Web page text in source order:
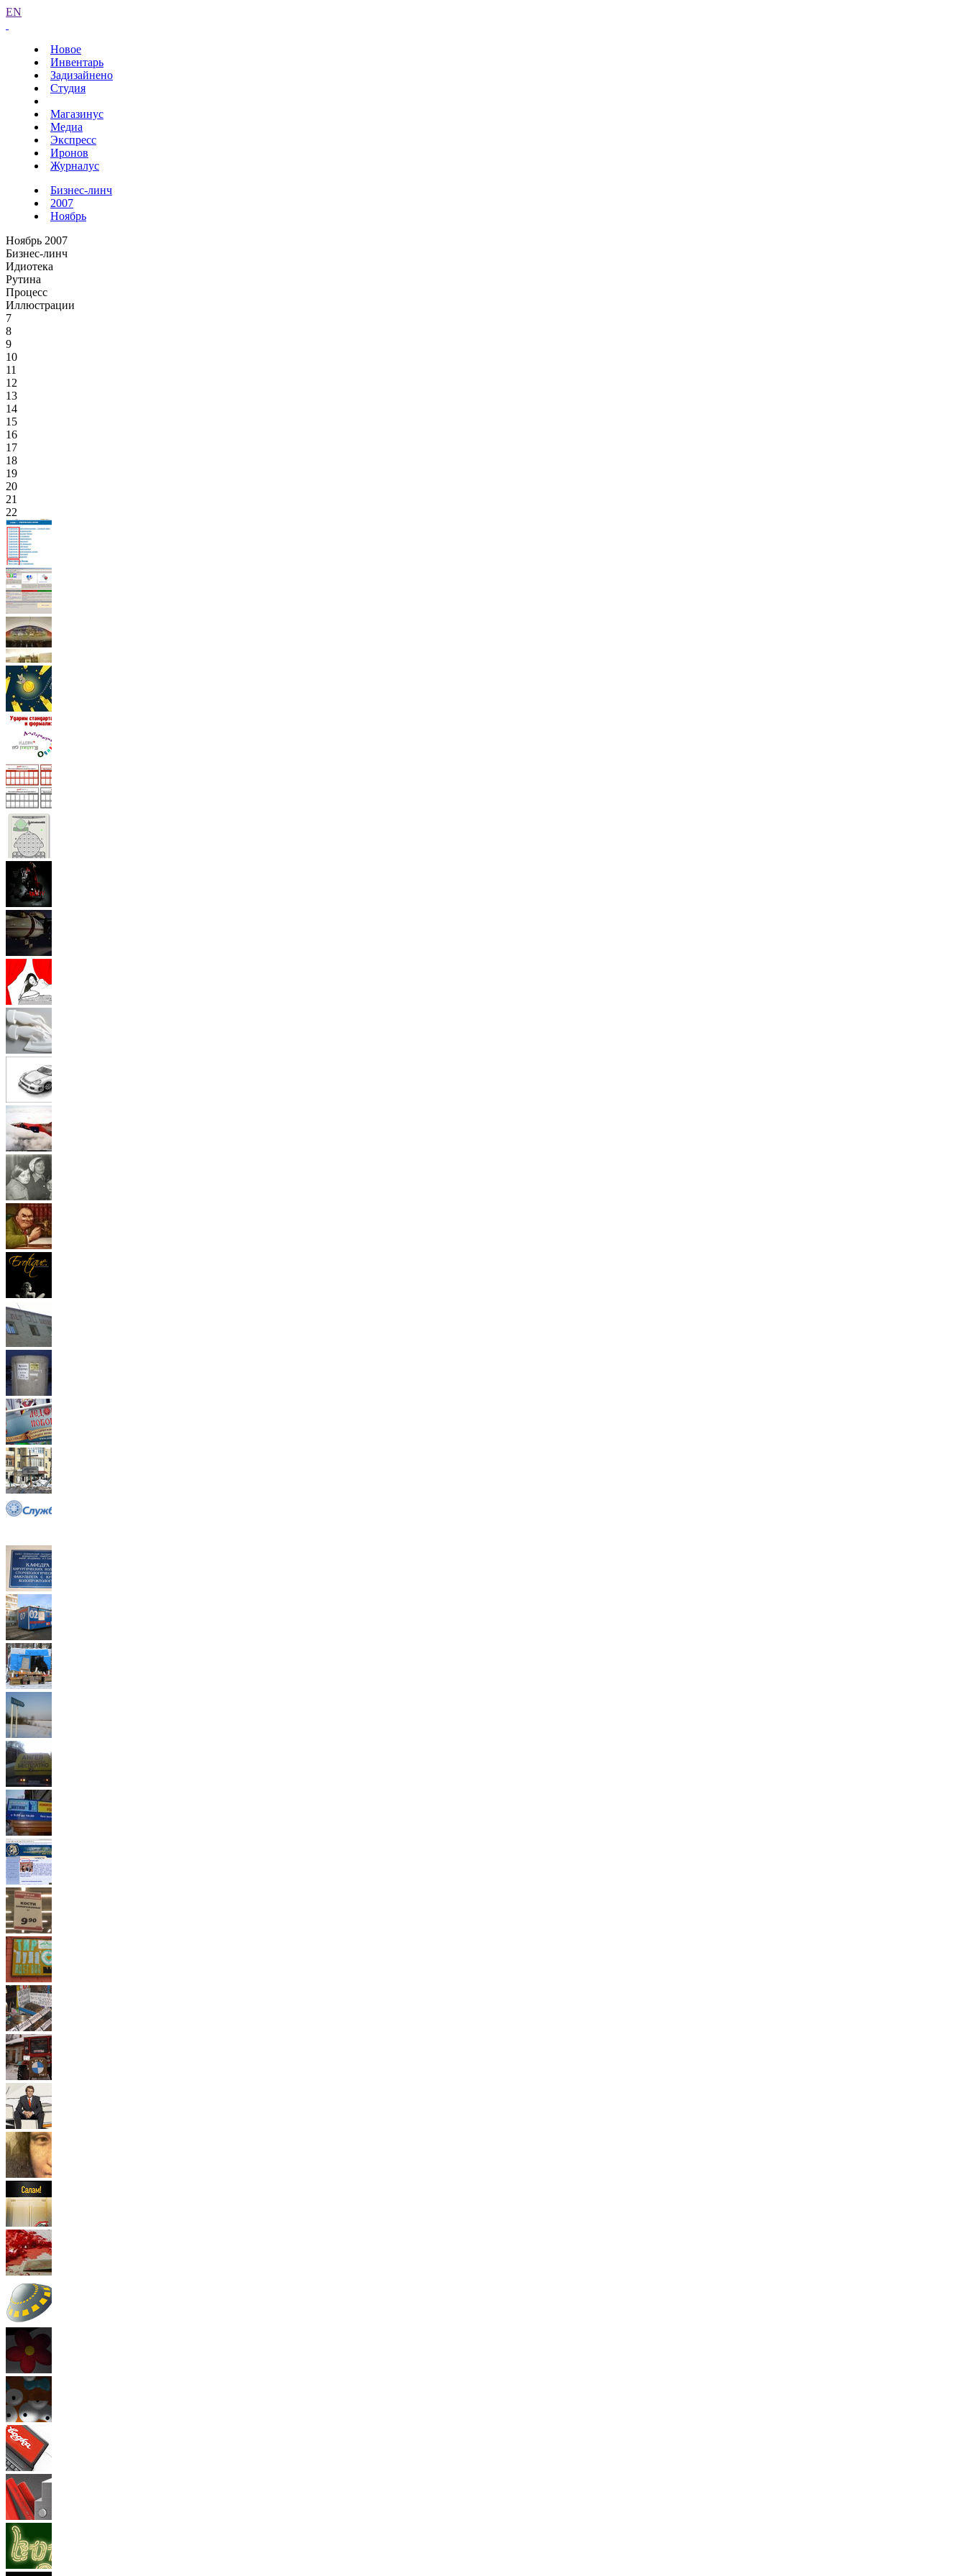
EN
Новое
Инвентарь
Задизайнено
Студия
Магазинус
Медиа
Экспресс
Иронов
Журналус
Бизнес-линч
2007
Ноябрь
Ноябрь 2007
Бизнес-линч
Идиотека
Рутина
Процесс
Иллюстрации
7
8
9
10
11
12
13
14
15
16
17
18
19
20
21
22